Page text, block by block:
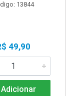
13844
49,90